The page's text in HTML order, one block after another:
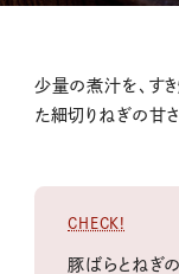
少量の煮汁を、す
た細切りねぎの甘さ
CHECK!
豚ばらとねぎ